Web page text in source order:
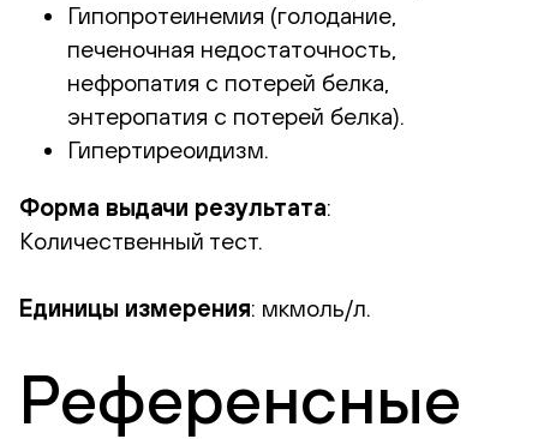
Гипопротеинемия (голодание,
печеночная недостаточность,
нефропатия с потерей белка,
энтеропатия с потерей белка).
Гипертиреоидизм.
Форма выдачи результата:
Количественный тест.
Единицы измерения: мкмоль/л.
Референсные